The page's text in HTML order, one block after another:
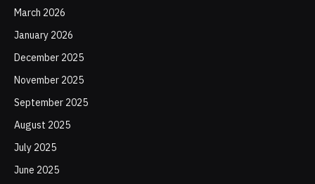
March 2026
January 2026
December 2025
November 2025
September 2025
August 2025
July 2025
June 2025